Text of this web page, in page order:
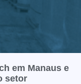
em Manaus e
setor